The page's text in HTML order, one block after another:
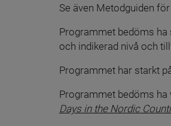
Se även Metodguiden
Programmet bedöms ha
och indikerad nivå och
Programmet har starkt
Programmet bedöms ha
Days in the Nordic